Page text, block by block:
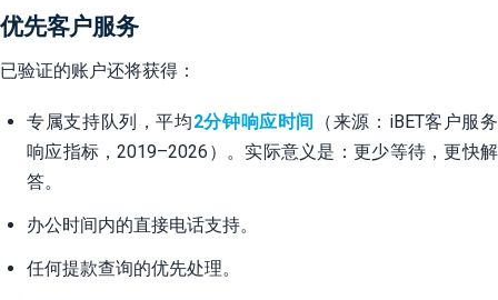
优先客户服务
已验证的账户还将获得：
专属支持队列，平均2分钟响应时间
（来源：iBET客户服务
响应指标，2019–2026）。实际意义是：更少等待，更快解
答。
办公时间内的直接电话支持。
任何提款查询的优先处理。